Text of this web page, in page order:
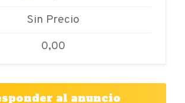
Sin Precio
0,00
al anuncio